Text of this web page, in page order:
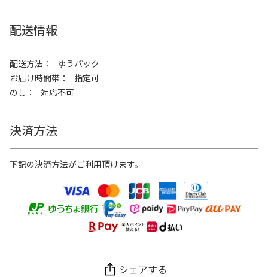
配送情報
配送方法
ゆうパック
お届け時間帯
指定可
のし
対応不可
決済方法
下記の決済方法がご利用頂けます。
シェアする